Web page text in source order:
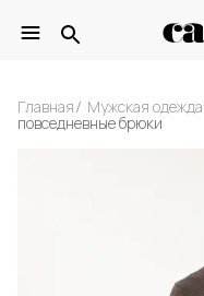
Главная Мужская одежда
повседневные брюки